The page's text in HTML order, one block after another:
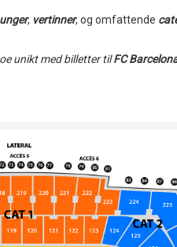
, vertinner, og omfattende
unikt med billetter tilFC